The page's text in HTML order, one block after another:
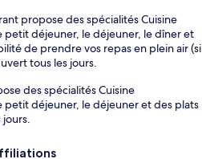
propose des spécialités Cuisine
petit déjeuner, le déjeuner, le dîner et
de prendre vos repas en plein air (si
tous les jours.
des spécialités Cuisine
petit déjeuner, le déjeuner et des plats